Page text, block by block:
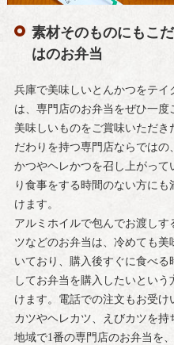
素材そのものにもこ
はのお弁当
兵庫で美味しいとんかつをテ
は、専門店のお弁当をぜひ一
美味しいものをご賞味いただき
だわりを持つ専門店ならでは
かつやヘレかつを召し上がって
り食事をする時間のない方に
けます。
アルミホイルで包んでお渡し
ツなどのお弁当は、冷めても
いており、購入後すぐに食べる
してお弁当を購入したいとい
けます。電話での注文もお受
カツやヘレカツ、えびカツを持
地域で1番の専門店のお弁当を